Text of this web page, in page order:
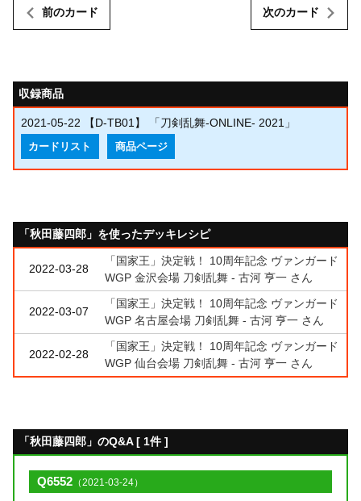
前のカード 次のカード
収録商品
2021-05-22 【D-TB01】 「刀剣乱舞-ONLINE- 2021」
カードリスト 商品ページ
「秋田藤四郎」を使ったデッキレシピ
2022-03-28
「国家王」決定戦！ 10周年記念 ヴァンガード
WGP 金沢会場 刀剣乱舞 - 古河 亨一 さん
2022-03-07
「国家王」決定戦！ 10周年記念 ヴァンガード
WGP 名古屋会場 刀剣乱舞 - 古河 亨一 さん
2022-02-28
「国家王」決定戦！ 10周年記念 ヴァンガード
WGP 仙台会場 刀剣乱舞 - 古河 亨一 さん
「秋田藤四郎」のQ&A [ 1件 ]
Q6552 （2021-03-24）